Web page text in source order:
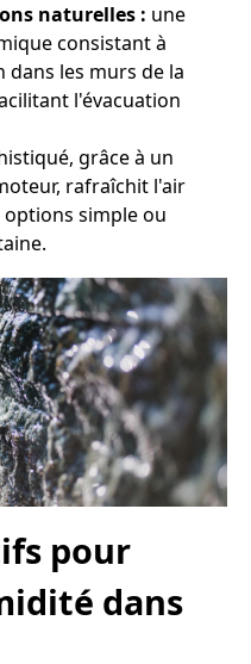
naturelles : une
consistant à
les murs de la
l'évacuation
grâce à un
rafraîchit l'air
simple ou
pour
dans